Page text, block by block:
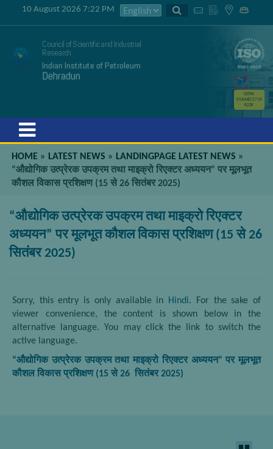
10 August 2026 7:22 PM
Council of Scientific and Industrial
Research
Indian Institute of Petroleum
Dehradun
GSTIN
05AAATC2716
R2ZK
HOME » LATEST NEWS » LANDINGPAGE LATEST NEWS »
“औद्योगिक उत्प्रेरक उपक्रम तथा माइक्रो रिएक्टर अध्ययन” पर मूलभूत
कौशल विकास प्रशिक्षण (15 से 26 सितंबर 2025)
“औद्योगिक उत्प्रेरक उपक्रम तथा माइक्रो रिएक्टर
अध्ययन” पर मूलभूत कौशल विकास प्रशिक्षण (15 से 26
सितंबर 2025)
Sorry, this entry is only available in Hindi. For the sake of
viewer convenience, the content is shown below in the
alternative language. You may click the link to switch the
active language.
“औद्योगिक उत्प्रेरक उपक्रम तथा माइक्रो रिएक्टर अध्ययन”पर मूलभूत
कौशल विकास प्रशिक्षण (15 से26 सितंबर 2025)